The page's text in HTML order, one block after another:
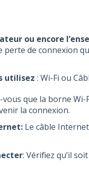
ou encore
perte de connexion
utilisez : Wi-Fi ou
que la borne Wi-
la connexion.
Le câble
: Vérifiez qu’il